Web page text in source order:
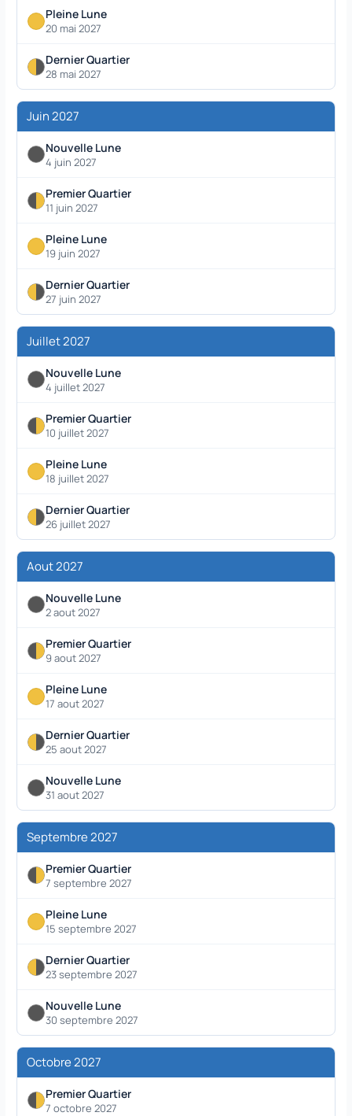
Pleine Lune
20 mai 2027
Dernier Quartier
28 mai 2027
Juin 2027
Nouvelle Lune
4 juin 2027
Premier Quartier
11 juin 2027
Pleine Lune
19 juin 2027
Dernier Quartier
27 juin 2027
Juillet 2027
Nouvelle Lune
4 juillet 2027
Premier Quartier
10 juillet 2027
Pleine Lune
18 juillet 2027
Dernier Quartier
26 juillet 2027
Aout 2027
Nouvelle Lune
2 aout 2027
Premier Quartier
9 aout 2027
Pleine Lune
17 aout 2027
Dernier Quartier
25 aout 2027
Nouvelle Lune
31 aout 2027
Septembre 2027
Premier Quartier
7 septembre 2027
Pleine Lune
15 septembre 2027
Dernier Quartier
23 septembre 2027
Nouvelle Lune
30 septembre 2027
Octobre 2027
Premier Quartier
7 octobre 2027